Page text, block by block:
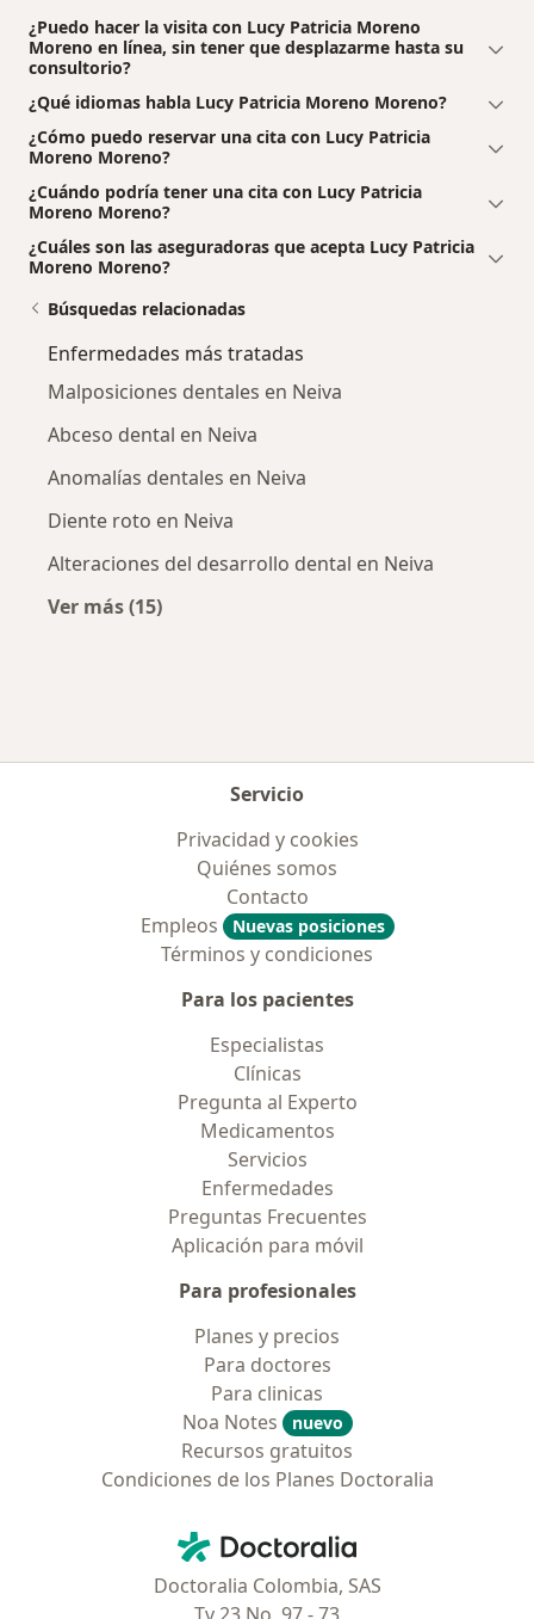
¿Puedo hacer la visita con Lucy Patricia Moreno
Moreno en línea, sin tener que desplazarme hasta su
consultorio?
¿Qué idiomas habla Lucy Patricia Moreno Moreno?
¿Cómo puedo reservar una cita con Lucy Patricia
Moreno Moreno?
¿Cuándo podría tener una cita con Lucy Patricia
Moreno Moreno?
¿Cuáles son las aseguradoras que acepta Lucy Patricia
Moreno Moreno?
Búsquedas relacionadas
Enfermedades más tratadas
Malposiciones dentales en Neiva
Abceso dental en Neiva
Anomalías dentales en Neiva
Diente roto en Neiva
Alteraciones del desarrollo dental en Neiva
Ver más (15)
Servicio
Privacidad y cookies
Quiénes somos
Contacto
Empleos
Nuevas posiciones
Términos y condiciones
Para los pacientes
Especialistas
Clínicas
Pregunta al Experto
Medicamentos
Servicios
Enfermedades
Preguntas Frecuentes
Aplicación para móvil
Para profesionales
Planes y precios
Para doctores
Para clinicas
Noa Notes
nuevo
Recursos gratuitos
Condiciones de los Planes Doctoralia
Doctoralia - Página de inicio
Doctoralia Colombia, SAS